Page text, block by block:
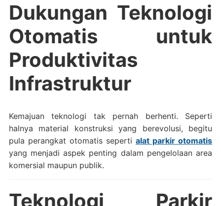
Dukungan Teknologi
Otomatis untuk
Produktivitas
Infrastruktur
Kemajuan teknologi tak pernah berhenti. Seperti
halnya material konstruksi yang berevolusi, begitu
pula perangkat otomatis sepertialat parkir otomatis
yang menjadi aspek penting dalam pengelolaan area
komersial maupun publik.
Teknologi Parkir